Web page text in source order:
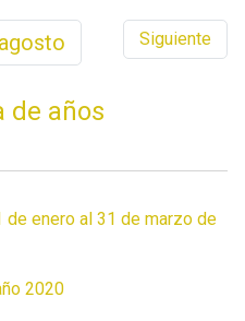
agosto Siguiente
de años
de enero al 31 de marzo de
2020